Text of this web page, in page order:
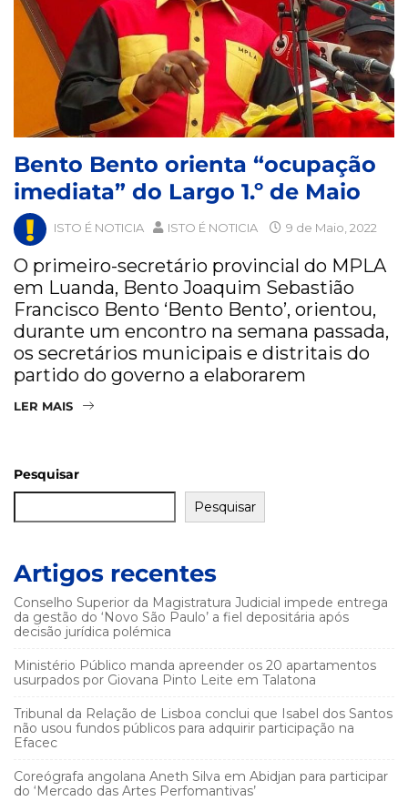
Bento Bento orienta “ocupação
imediata” do Largo 1.º de Maio
ISTO É NOTICIA ISTO É NOTICIA 9 de Maio, 2022
O primeiro-secretário provincial do MPLA
em Luanda, Bento Joaquim Sebastião
Francisco Bento ‘Bento Bento’, orientou,
durante um encontro na semana passada,
os secretários municipais e distritais do
partido do governo a elaborarem
LER MAIS
Pesquisar
Pesquisar
Artigos recentes
Conselho Superior da Magistratura Judicial impede entrega
da gestão do ‘Novo São Paulo’ a fiel depositária após
decisão jurídica polémica
Ministério Público manda apreender os 20 apartamentos
usurpados por Giovana Pinto Leite em Talatona
Tribunal da Relação de Lisboa conclui que Isabel dos Santos
não usou fundos públicos para adquirir participação na
Efacec
Coreógrafa angolana Aneth Silva em Abidjan para participar
do ‘Mercado das Artes Perfomantivas’